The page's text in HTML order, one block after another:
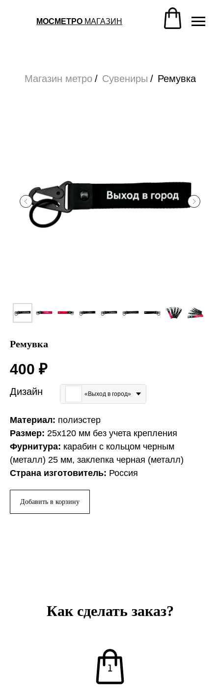
МОСМЕТРО МАГАЗИН
Ремувка
Магазин метро / Сувениры / Ремувка
Ремувка
400 ₽
Дизайн «Выход в город»
Материал: полиэстер
Размер: 25x120 мм без учета крепления
Фурнитура: карабин с кольцом черным
(металл) 25 мм, заклепка черная (металл)
Страна изготовитель: Россия
Добавить в корзину
Как сделать заказ?